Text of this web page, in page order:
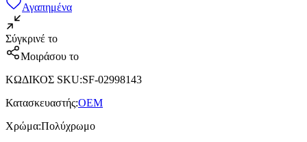
Αγαπημένα
Σύγκρινέ το
Μοιράσου το
ΚΩΔΙΚΟΣ SKU:SF-02998143
Κατασκευαστής:OEM
Χρώμα:Πολύχρωμο